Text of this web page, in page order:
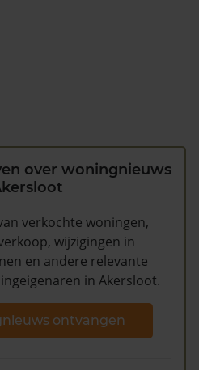
over woningnieuws
verkochte woningen,
wijzigingen in
en andere relevante
in Akersloot.
ontvangen